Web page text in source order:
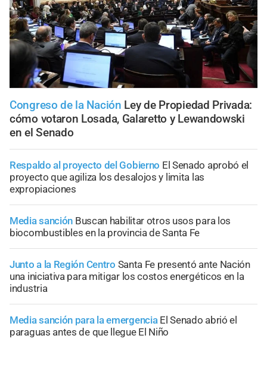
Congreso de la Nación Ley de Propiedad Privada:
cómo votaron Losada, Galaretto y Lewandowski
en el Senado
Respaldo al proyecto del Gobierno El Senado aprobó el
proyecto que agiliza los desalojos y limita las
expropiaciones
Media sanción Buscan habilitar otros usos para los
biocombustibles en la provincia de Santa Fe
Junto a la Región Centro Santa Fe presentó ante Nación
una iniciativa para mitigar los costos energéticos en la
industria
Media sanción para la emergencia El Senado abrió el
paraguas antes de que llegue El Niño